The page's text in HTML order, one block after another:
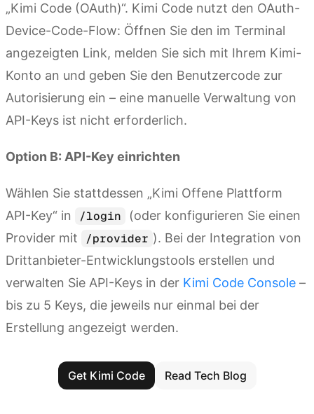
„Kimi Code (OAuth)“. Kimi Code nutzt den OAuth-
Device-Code-Flow: Öffnen Sie den im Terminal
angezeigten Link, melden Sie sich mit Ihrem Kimi-
Konto an und geben Sie den Benutzercode zur
Autorisierung ein – eine manuelle Verwaltung von
API-Keys ist nicht erforderlich.
Option B: API-Key einrichten
Wählen Sie stattdessen „Kimi Offene Plattform
API-Key“ in
/login
(oder konfigurieren Sie einen
Provider mit
/provider ). Bei der Integration von
Drittanbieter-Entwicklungstools erstellen und
verwalten Sie API-Keys in der Kimi Code Console –
bis zu 5 Keys, die jeweils nur einmal bei der
Erstellung angezeigt werden.
Get Kimi Code Read Tech Blog